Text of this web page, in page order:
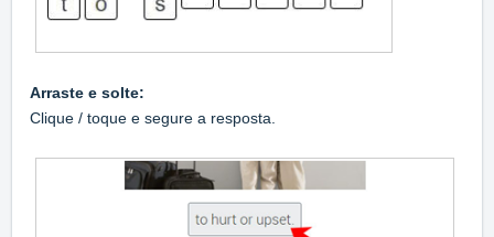
Arraste e solte:
Clique / toque e segure a resposta.